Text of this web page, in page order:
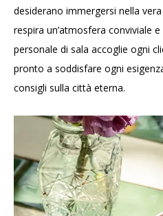
desiderano immergersi nella
respira un’atmosfera conviviale
personale di sala accoglie ogni
pronto a soddisfare ogni
consigli sulla città eterna.